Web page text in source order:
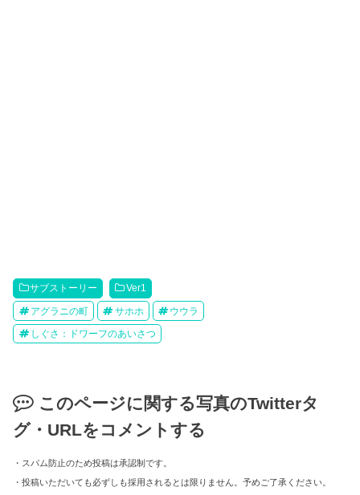
サブストーリー Ver1
アグラニの町 サホホ ウウラ
しぐさ：ドワーフのあいさつ
このページに関する写真のTwitterタ
グ・URLをコメントする
・スパム防止のため投稿は承認制です。
・投稿いただいても必ずしも採用されるとは限りません。予めご了承ください。